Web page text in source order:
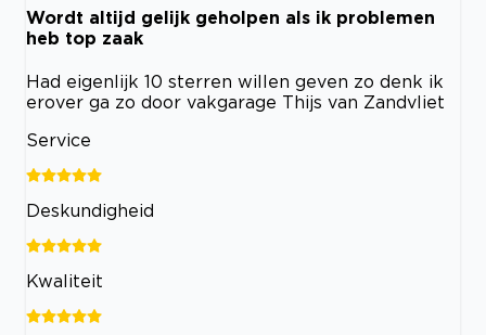
Wordt altijd gelijk geholpen als ik problemen
heb top zaak
Had eigenlijk 10 sterren willen geven zo denk ik
erover ga zo door vakgarage Thijs van Zandvliet
Service
Deskundigheid
Kwaliteit